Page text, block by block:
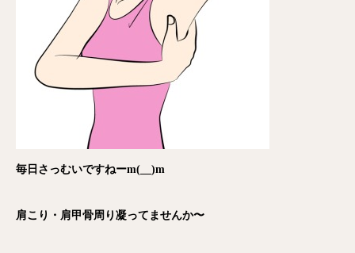
毎日さっむいですねーm(__)m
肩こり・肩甲骨周り凝ってませんか〜